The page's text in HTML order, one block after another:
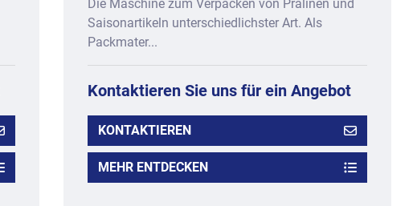
Die Maschine zum Verpacken von Pralinen und
Saisonartikeln unterschiedlichster Art. Als
Packmater...
Kontaktieren Sie uns für ein Angebot
KONTAKTIEREN
MEHR ENTDECKEN